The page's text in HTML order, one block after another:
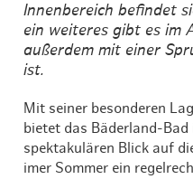
Innenbereich befindet
ein weiteres gibt es im
außerdem mit einer
ist.
Mit seiner besonderen
bietet das Bäderland-Bad
spektakulären Blick auf
imer Sommer ein